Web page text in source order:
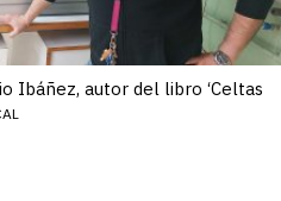
Ibáñez, autor del libro ‘Celtas